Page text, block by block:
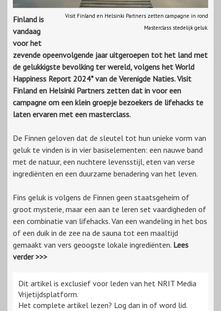
Visit Finland en Helsinki Partners zetten campagne in rond
Masterclass stedelijk geluk.
Finland is
vandaag
voor het
zevende opeenvolgende jaar uitgeroepen tot het land met
de gelukkigste bevolking ter wereld, volgens het World
Happiness Report 2024* van de Verenigde Naties. Visit
Finland en Helsinki Partners zetten dat in voor een
campagne om een klein groepje bezoekers de lifehacks te
laten ervaren met een masterclass.
De Finnen geloven dat de sleutel tot hun unieke vorm van
geluk te vinden is in vier basiselementen: een nauwe band
met de natuur, een nuchtere levensstijl, eten van verse
ingrediënten en een duurzame benadering van het leven.
Fins geluk is volgens de Finnen geen staatsgeheim of
groot mysterie, maar een aan te leren set vaardigheden of
een combinatie van lifehacks. Van een wandeling in het bos
of een duik in de zee na de sauna tot een maaltijd
gemaakt van vers geoogste lokale ingrediënten. Lees
verder >>>
Dit artikel is exclusief voor leden van het NRIT Media
Vrijetijdsplatform.
Het complete artikel lezen? Log dan in of word lid.